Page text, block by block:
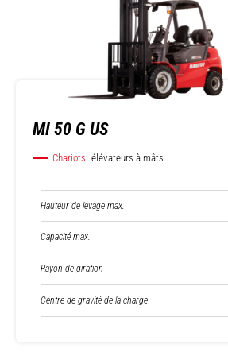
MI 50 G US
Chariots élévateurs à mâts
Hauteur de levage max.
Capacité max.
Rayon de giration
Centre de gravité de la charge